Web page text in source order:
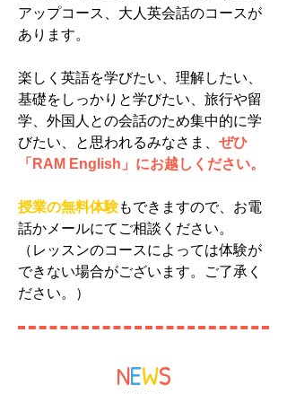
アップコース、大人英会話のコースが
あります。
楽しく英語を学びたい、理解したい、
基礎をしっかりと学びたい、旅行や留
学、外国人との会話のため集中的に学
びたい、と思われるみなさま、 ぜひ
「RAM English」にお越しください。
授業の無料体験もできますので、お電
話かメールにてご相談ください。
（レッスンのコースによっては体験が
できない場合がございます。ご了承く
ださい。）
NEWS